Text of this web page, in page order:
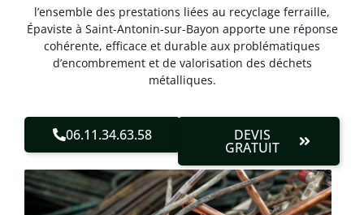
l’ensemble des prestations liées au recyclage ferraille,
Épaviste à Saint-Antonin-sur-Bayon apporte une réponse
cohérente, efficace et durable aux problématiques
d’encombrement et de valorisation des déchets
métalliques.
06.11.34.63.58 DEVIS
GRATUIT